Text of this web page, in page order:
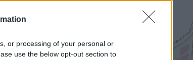
or processing of your personal or
use the below opt-out section to
επέτειο
αυτές.
ώρα 19.30.
Stupnianek-